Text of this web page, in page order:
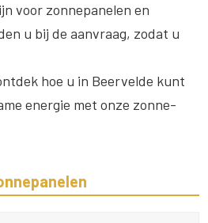
voor zonnepanelen en
u bij de aanvraag, zodat u
hoe u in Beervelde kunt
energie met onze zonne-